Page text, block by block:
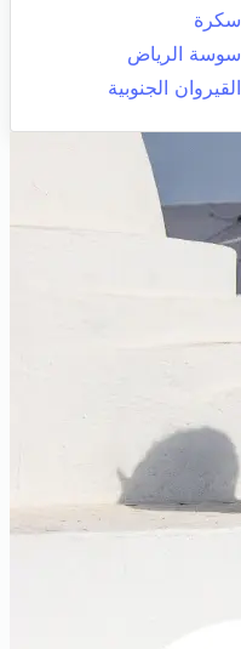
سكرة
سوسة الرياض
القيروان الجنوبية